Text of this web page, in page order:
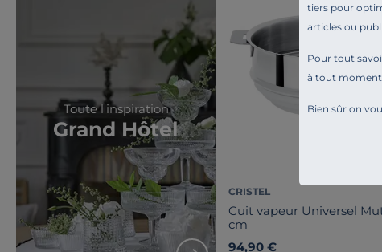
tiers pour
articles ou
Pour tout
à tout
Bien sûr on
Toute l'inspiration
Grand Hôtel
CRISTEL
Cuit vapeur Universel
cm
94,90 €